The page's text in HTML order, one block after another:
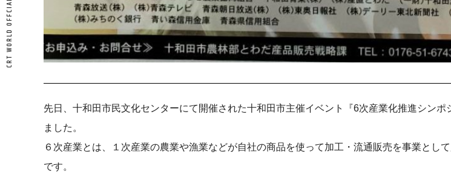
先日、十和田市民文化センターにて開催された十和田市主催イベント『6次産業化推進シンポ
ました。
６次産業とは、１次産業の農業や漁業などが自社の商品を使って加工・流通販売を事業とし
です。